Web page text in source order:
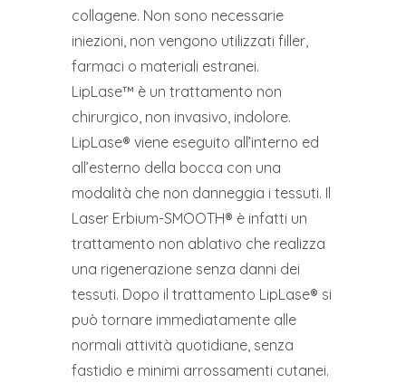
collagene. Non sono necessarie
iniezioni, non vengono utilizzati filler,
farmaci o materiali estranei.
LipLase™ è un trattamento non
chirurgico, non invasivo, indolore.
LipLase® viene eseguito all’interno ed
all’esterno della bocca con una
modalità che non danneggia i tessuti. Il
Laser Erbium-SMOOTH® è infatti un
trattamento non ablativo che realizza
una rigenerazione senza danni dei
tessuti. Dopo il trattamento LipLase® si
può tornare immediatamente alle
normali attività quotidiane, senza
fastidio e minimi arrossamenti cutanei.